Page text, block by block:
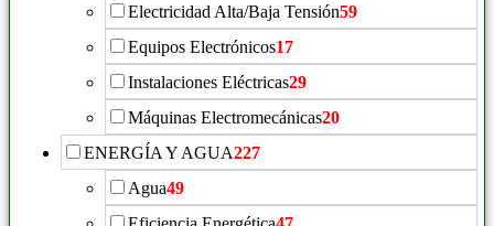
Electricidad Alta/Baja Tensión59
Equipos Electrónicos17
Instalaciones Eléctricas29
Máquinas Electromecánicas20
ENERGÍA Y AGUA227
Agua49